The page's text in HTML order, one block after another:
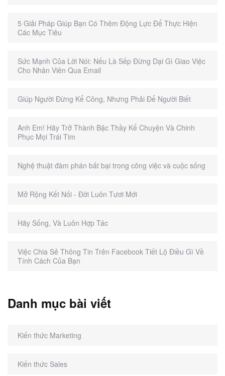
5 Giải Pháp Giúp Bạn Có Thêm Động Lực Để Thực Hiện
Các Mục Tiêu
Sức Mạnh Của Lời Nói: Nếu Là Sếp Đừng Dại Gì Giao Việc
Cho Nhân Viên Qua Email
Giúp Người Đừng Kể Công, Nhưng Phải Để Người Biết
Anh Em! Hãy Trở Thành Bậc Thầy Kể Chuyện Và Chinh
Phục Mọi Trái Tim
Nghệ thuật đàm phán bất bại trong công việc và cuộc sống
Mở Rộng Kết Nối - Đời Luôn Tươi Mới
Hãy Sống, Và Luôn Hợp Tác
Việc Chia Sẻ Thông Tin Trên Facebook Tiết Lộ Điều Gì Về
Tính Cách Của Bạn
Danh mục bài viết
Kiến thức Marketing
Kiến thức Sales